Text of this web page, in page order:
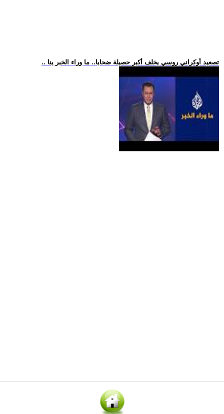
.. تصعيد أوكراني روسي يخلف أكبر حصيلة ضحايا.. ما وراء الخبر ينا